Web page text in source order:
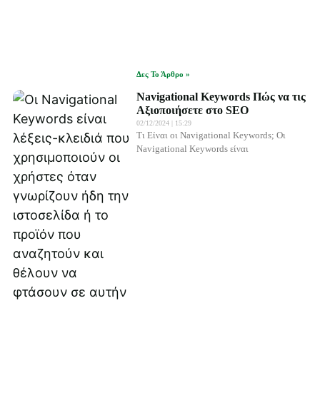
Δες Το Άρθρο »
Navigational Keywords Πώς να τις
Αξιοποιήσετε στο SEO
02/12/2024 15:29
Τι Είναι οι Navigational Keywords; Οι
Navigational Keywords είναι